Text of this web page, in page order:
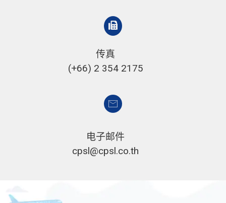
传真
(+66) 2 354 2175
电子邮件
cpsl@cpsl.co.th